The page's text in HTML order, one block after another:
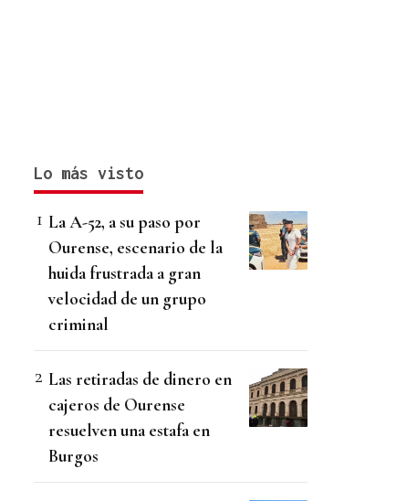
Lo más visto
La A-52, a su paso por
Ourense, escenario de la
huida frustrada a gran
velocidad de un grupo
criminal
Las retiradas de dinero en
cajeros de Ourense
resuelven una estafa en
Burgos